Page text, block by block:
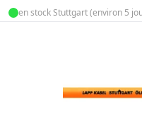
en stock Stuttgart (environ 5